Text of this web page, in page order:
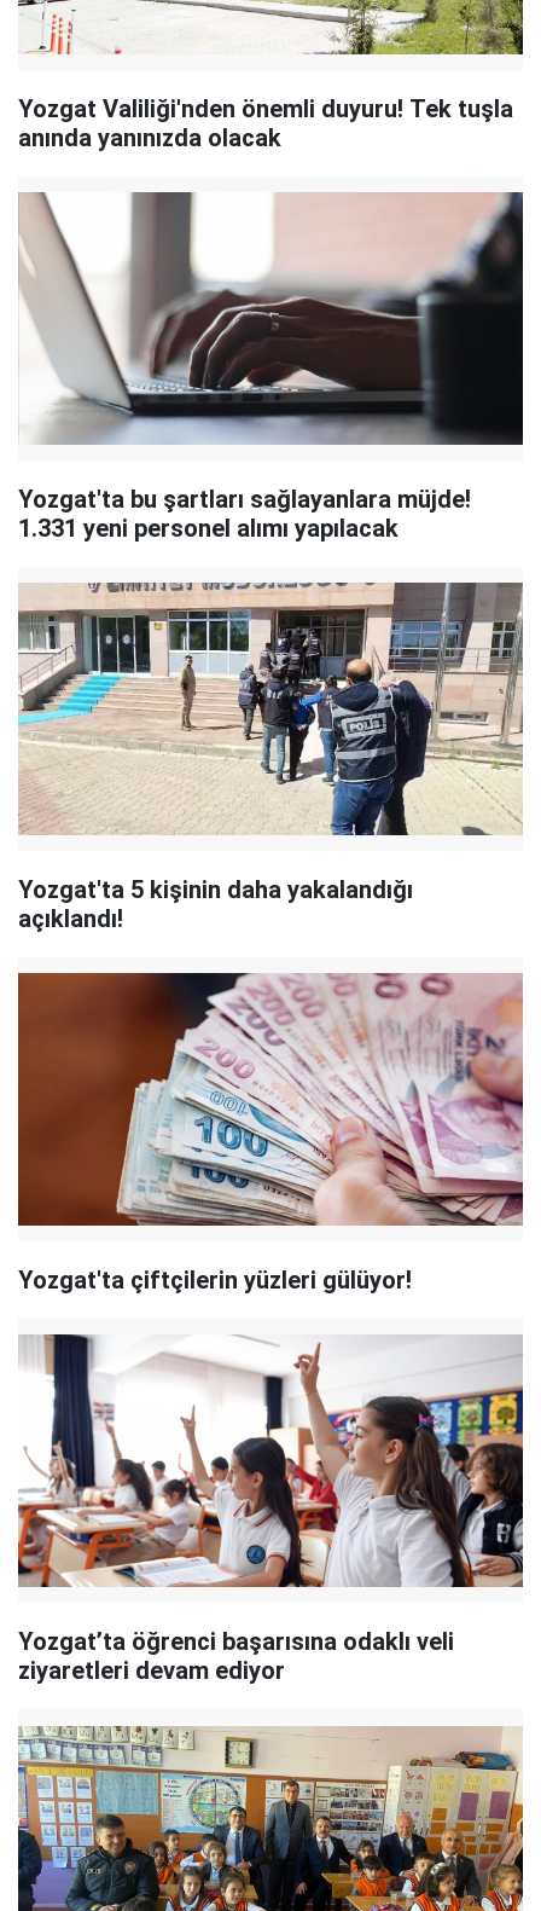
Yozgat Valiliği'nden önemli duyuru! Tek tuşla
anında yanınızda olacak
Yozgat'ta bu şartları sağlayanlara müjde!
1.331 yeni personel alımı yapılacak
Yozgat'ta 5 kişinin daha yakalandığı
açıklandı!
Yozgat'ta çiftçilerin yüzleri gülüyor!
Yozgat’ta öğrenci başarısına odaklı veli
ziyaretleri devam ediyor